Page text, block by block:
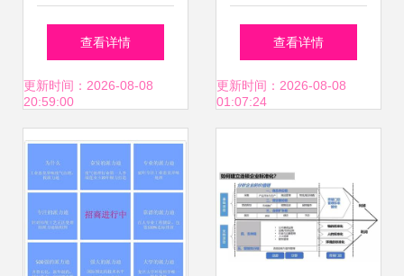
正盛，揭秘近2000
家加盟店的连锁管
理秘诀与投资洞察
查看详情
更新时间：2026-08-08
20:59:00
如何借助专业系统
高效招募与管理团
查看详情
更新时间：2026-08-08
01:07:24